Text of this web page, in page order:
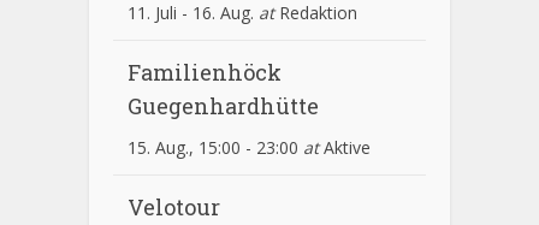
11. Juli - 16. Aug. atRedaktion
Familienhöck
Guegenhardhütte
15. Aug., 15:00 - 23:00 atAktive
Velotour